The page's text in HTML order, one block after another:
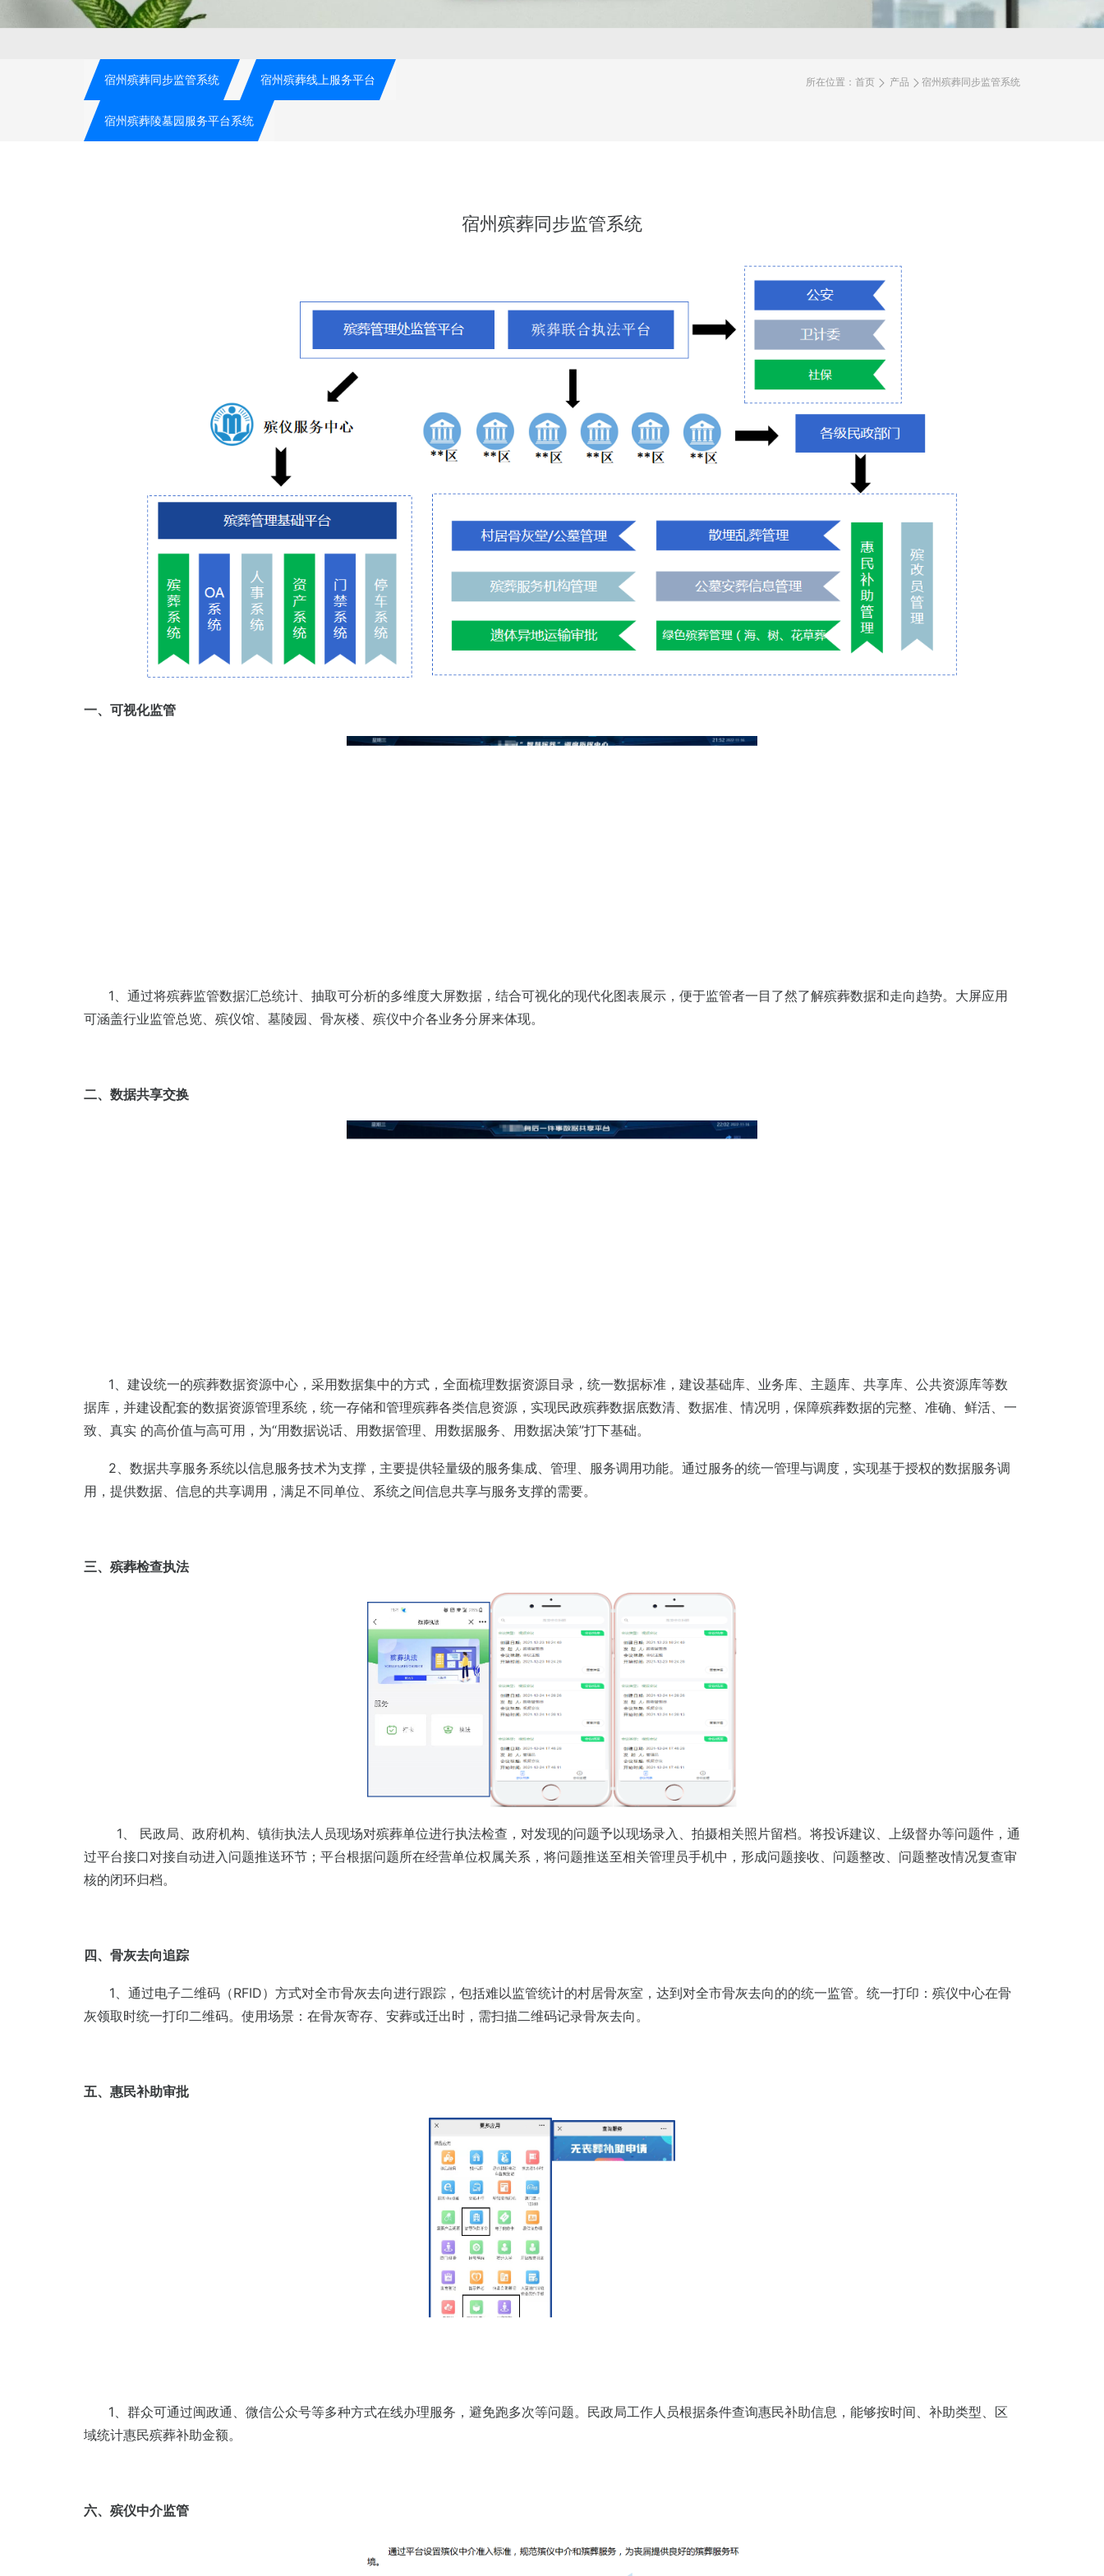
宿州殡葬同步监管系统 宿州殡葬线上服务平台
宿州殡葬陵墓园服务平台系统
所在位置： 首页 产品 宿州殡葬同步监管系统
宿州殡葬同步监管系统
一、可视化监管
1、通过将殡葬监管数据汇总统计、抽取可分析的多维度大屏数据，结合可视化的现代化图表展示，便于监管者一目了然了解殡葬数据和走向趋势。大屏应用
可涵盖行业监管总览、殡仪馆、墓陵园、骨灰楼、殡仪中介各业务分屏来体现。
二、数据共享交换
1、建设统一的殡葬数据资源中心，采用数据集中的方式，全面梳理数据资源目录，统一数据标准，建设基础库、业务库、主题库、共享库、公共资源库等数
据库，并建设配套的数据资源管理系统，统一存储和管理殡葬各类信息资源，实现民政殡葬数据底数清、数据准、情况明，保障殡葬数据的完整、准确、鲜活、一
致、真实 的高价值与高可用，为“用数据说话、用数据管理、用数据服务、用数据决策”打下基础。
2、数据共享服务系统以信息服务技术为支撑，主要提供轻量级的服务集成、管理、服务调用功能。通过服务的统一管理与调度，实现基于授权的数据服务调
用，提供数据、信息的共享调用，满足不同单位、系统之间信息共享与服务支撑的需要。
三、殡葬检查执法
1、 民政局、政府机构、镇街执法人员现场对殡葬单位进行执法检查，对发现的问题予以现场录入、拍摄相关照片留档。将投诉建议、上级督办等问题件，通
过平台接口对接自动进入问题推送环节；平台根据问题所在经营单位权属关系，将问题推送至相关管理员手机中，形成问题接收、问题整改、问题整改情况复查审
核的闭环归档。
四、骨灰去向追踪
1、通过电子二维码（RFID）方式对全市骨灰去向进行跟踪，包括难以监管统计的村居骨灰室，达到对全市骨灰去向的的统一监管。统一打印：殡仪中心在骨
灰领取时统一打印二维码。使用场景：在骨灰寄存、安葬或迁出时，需扫描二维码记录骨灰去向。
五、惠民补助审批
1、群众可通过闽政通、微信公众号等多种方式在线办理服务，避免跑多次等问题。民政局工作人员根据条件查询惠民补助信息，能够按时间、补助类型、区
域统计惠民殡葬补助金额。
六、殡仪中介监管